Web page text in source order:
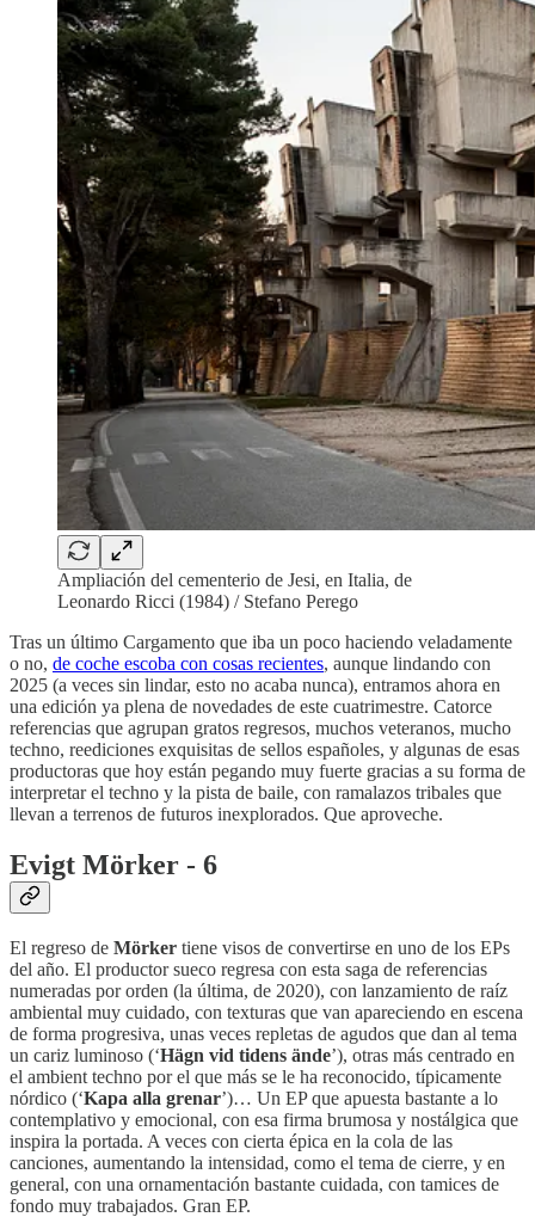
Ampliación del cementerio de Jesi, en Italia, de
Leonardo Ricci (1984) / Stefano Perego
Tras un último Cargamento que iba un poco haciendo veladamente
o no, de coche escoba con cosas recientes, aunque lindando con
2025 (a veces sin lindar, esto no acaba nunca), entramos ahora en
una edición ya plena de novedades de este cuatrimestre. Catorce
referencias que agrupan gratos regresos, muchos veteranos, mucho
techno, reediciones exquisitas de sellos españoles, y algunas de esas
productoras que hoy están pegando muy fuerte gracias a su forma de
interpretar el techno y la pista de baile, con ramalazos tribales que
llevan a terrenos de futuros inexplorados. Que aproveche.
Evigt Mörker - 6
El regreso de Mörker tiene visos de convertirse en uno de los EPs
del año. El productor sueco regresa con esta saga de referencias
numeradas por orden (la última, de 2020), con lanzamiento de raíz
ambiental muy cuidado, con texturas que van apareciendo en escena
de forma progresiva, unas veces repletas de agudos que dan al tema
un cariz luminoso (‘Hägn vid tidens ände’), otras más centrado en
el ambient techno por el que más se le ha reconocido, típicamente
nórdico (‘Kapa alla grenar’)… Un EP que apuesta bastante a lo
contemplativo y emocional, con esa firma brumosa y nostálgica que
inspira la portada. A veces con cierta épica en la cola de las
canciones, aumentando la intensidad, como el tema de cierre, y en
general, con una ornamentación bastante cuidada, con tamices de
fondo muy trabajados. Gran EP.